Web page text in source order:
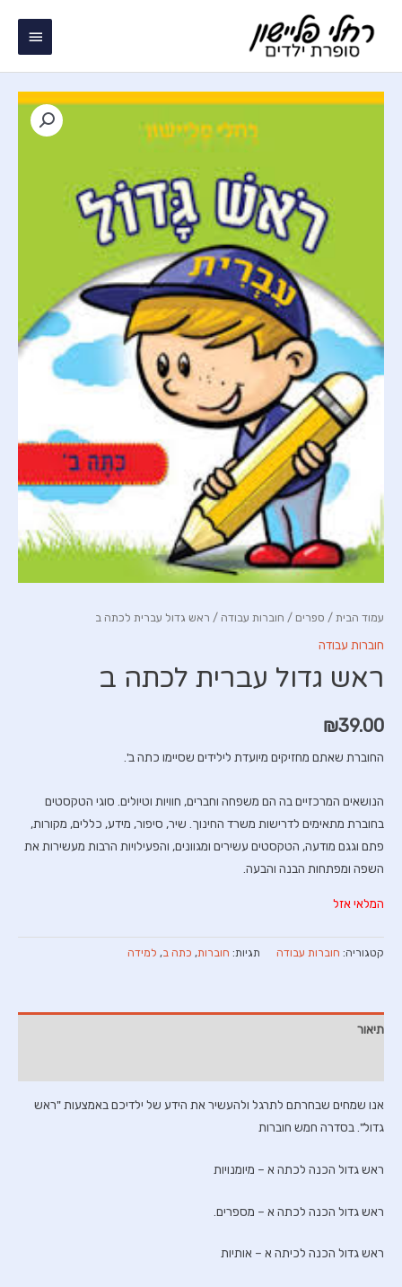
תפריט
עמוד הבית / ספרים / חוברות עבודה / ראש גדול עברית לכתה ב
חוברות עבודה
ראש גדול עברית לכתה ב
₪39.00
החוברת שאתם מחזיקים מיועדת לילידים שסיימו כתה ב'.
הנושאים המרכזיים בה הם משפחה וחברים, חוויות וטיולים. סוגי הטקסטים
בחוברת מתאימים לדרישות משרד החינוך. שיר, סיפור, מידע, כללים, מקורות,
פתם וגגם מודעה, הטקסטים עשירים ומגוונים, והפעילויות הרבות מעשירות את
השפה ומפתחות הבנה והבעה.
המלאי אזל
קטגוריה: חוברות עבודה תגיות: חוברות, כתה ב, למידה
תיאור
אנו שמחים שבחרתם לתרגל ולהעשיר את הידע של ילדיכם באמצעות "ראש
גדול". בסדרה חמש חוברות
ראש גדול הכנה לכתה א – מיומנויות
ראש גדול הכנה לכתה א – מספרים.
ראש גדול הכנה לכיתה א – אותיות